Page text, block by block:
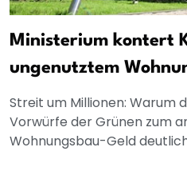
Ministerium kontert
ungenutztem
Streit um Millionen: Warum
Vorwürfe der Grünen zum
Wohnungsbau-Geld